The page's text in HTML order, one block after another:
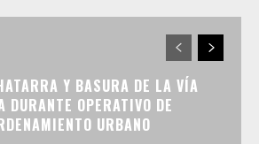
Y BASURA DE LA VÍA
DURANTE OPERATIVO DE
URBANO